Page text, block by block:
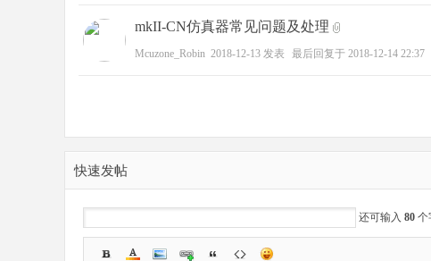
mkII-CN仿真器常见问题及处理
Mcuzone_Robin 2018-12-13 发表 最后回复于 2018-12-14 22:37
快速发帖
还可输入 80 个